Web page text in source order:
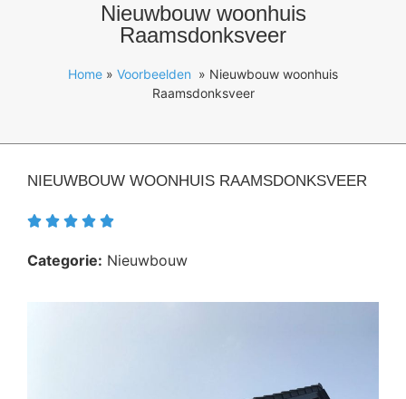
Nieuwbouw woonhuis
Raamsdonksveer
Home » Voorbeelden » Nieuwbouw woonhuis
Raamsdonksveer
NIEUWBOUW WOONHUIS RAAMSDONKSVEER
    
Categorie: Nieuwbouw